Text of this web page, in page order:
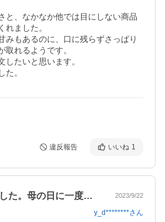
と、なかなか他では目にしない商品
れました。
みもあるのに、口に残らずさっぱり
取れるようです。
したいと思います。
た。
違反報告 いいね 1
実家の母に送りました。母の日に一度他の… 2023/9/22
y_d********さん